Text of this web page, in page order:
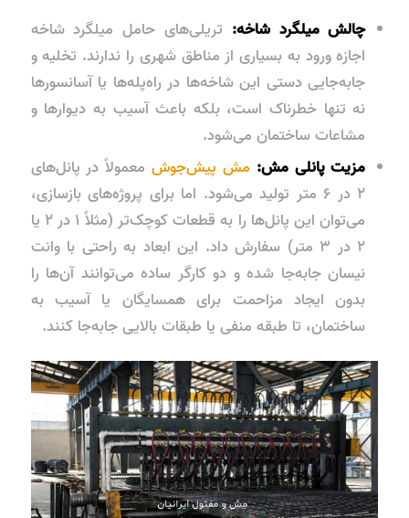
چالش میلگرد شاخه: تریلی‌های حامل میلگرد شاخه
اجازه ورود به بسیاری از مناطق شهری را ندارند. تخلیه و
جابه‌جایی دستی این شاخه‌ها در راه‌پله‌ها یا آسانسورها
نه تنها خطرناک است، بلکه باعث آسیب به دیوارها و
مشاعات ساختمان می‌شود.
مزیت پانلی مش: مش پیش‌جوشمعمولاً در پانل‌های
۲ در ۶ متر تولید می‌شود. اما برای پروژه‌های بازسازی،
می‌توان این پانل‌ها را به قطعات کوچک‌تر (مثلاً ۱ در ۲ یا
۲ در ۳ متر) سفارش داد. این ابعاد به راحتی با وانت
نیسان جابه‌جا شده و دو کارگر ساده می‌توانند آن‌ها را
بدون ایجاد مزاحمت برای همسایگان یا آسیب به
ساختمان، تا طبقه منفی یا طبقات بالایی جابه‌جا کنند.